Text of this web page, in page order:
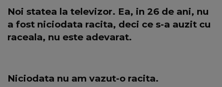
Noi statea la televizor. Ea, in 26 de ani, nu
a fost niciodata racita, deci ce s-a auzit cu
raceala, nu este adevarat.
Niciodata nu am vazut-o racita.